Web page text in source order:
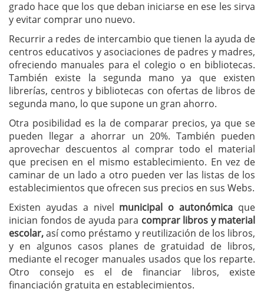
grado hace que los que deban iniciarse en ese les sirva
y evitar comprar uno nuevo.
Recurrir a redes de intercambio que tienen la ayuda de
centros educativos y asociaciones de padres y madres,
ofreciendo manuales para el colegio o en bibliotecas.
También existe la segunda mano ya que existen
librerías, centros y bibliotecas con ofertas de libros de
segunda mano, lo que supone un gran ahorro.
Otra posibilidad es la de comparar precios, ya que se
pueden llegar a ahorrar un 20%. También pueden
aprovechar descuentos al comprar todo el material
que precisen en el mismo establecimiento. En vez de
caminar de un lado a otro pueden ver las listas de los
establecimientos que ofrecen sus precios en sus Webs.
Existen ayudas a nivel municipal o autonómica que
inician fondos de ayuda para comprar libros y material
escolar,así como préstamo y reutilización de los libros,
y en algunos casos planes de gratuidad de libros,
mediante el recoger manuales usados que los reparte.
Otro consejo es el de financiar libros, existe
financiación gratuita en establecimientos.